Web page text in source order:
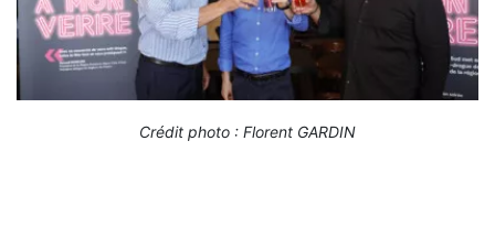
Crédit photo : Florent GARDIN